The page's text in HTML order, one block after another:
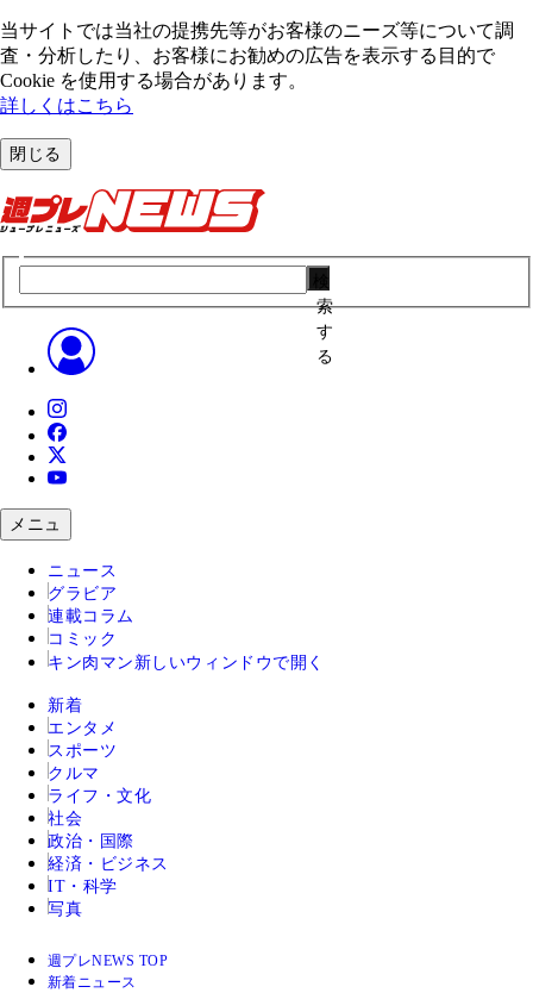
当サイトでは当社の提携先等がお客様のニーズ等について調
査・分析したり、お客様にお勧めの広告を表⽰する⽬的で
Cookie を使⽤する場合があります。
詳しくはこちら
閉じる
索
す
る
メニュ
ニュース
グラビア
連載コラム
コミック
キン肉マン 新しいウィンドウで開く
新着
エンタメ
スポーツ
クルマ
ライフ・文化
社会
政治・国際
経済・ビジネス
IT・科学
写真
週プレNEWS TOP
新着ニュース